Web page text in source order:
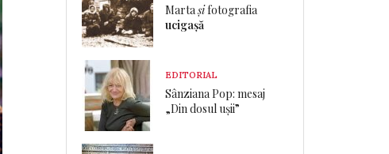
Martașifotografia
ucigașă
EDITORIAL
Sânziana Pop: mesaj
„Din dosul ușii”